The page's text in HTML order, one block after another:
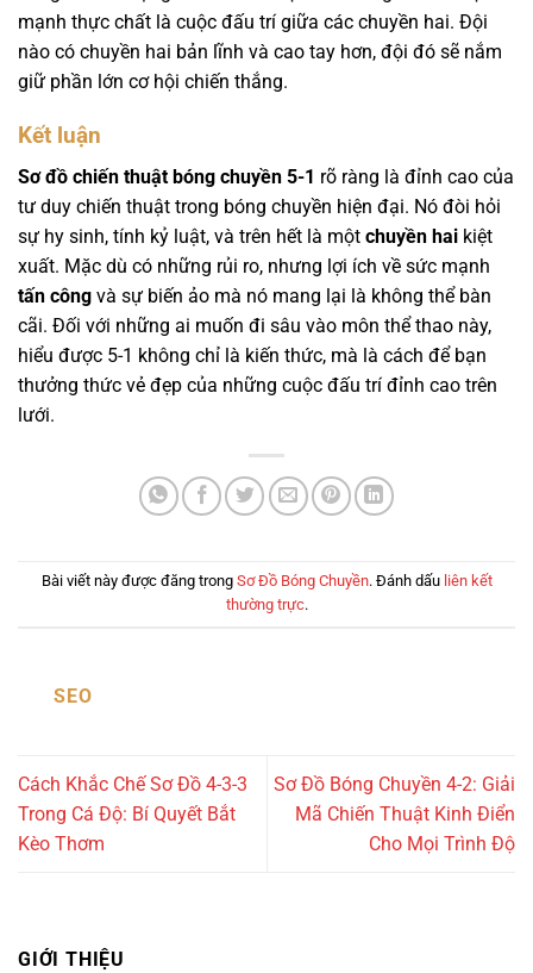
mạnh thực chất là cuộc đấu trí giữa các chuyền hai. Đội
nào có chuyền hai bản lĩnh và cao tay hơn, đội đó sẽ nắm
giữ phần lớn cơ hội chiến thắng.
Kết luận
Sơ đồ chiến thuật bóng chuyền 5-1 rõ ràng là đỉnh cao của
tư duy chiến thuật trong bóng chuyền hiện đại. Nó đòi hỏi
sự hy sinh, tính kỷ luật, và trên hết là một chuyền hai kiệt
xuất. Mặc dù có những rủi ro, nhưng lợi ích về sức mạnh
tấn công và sự biến ảo mà nó mang lại là không thể bàn
cãi. Đối với những ai muốn đi sâu vào môn thể thao này,
hiểu được 5-1 không chỉ là kiến thức, mà là cách để bạn
thưởng thức vẻ đẹp của những cuộc đấu trí đỉnh cao trên
lưới.
Bài viết này được đăng trong Sơ Đồ Bóng Chuyền. Đánh dấu liên kết
thường trực.
SEO
Cách Khắc Chế Sơ Đồ 4-3-3
Trong Cá Độ: Bí Quyết Bắt
Kèo Thơm
Sơ Đồ Bóng Chuyền 4-2: Giải
Mã Chiến Thuật Kinh Điển
Cho Mọi Trình Độ
GIỚI THIỆU